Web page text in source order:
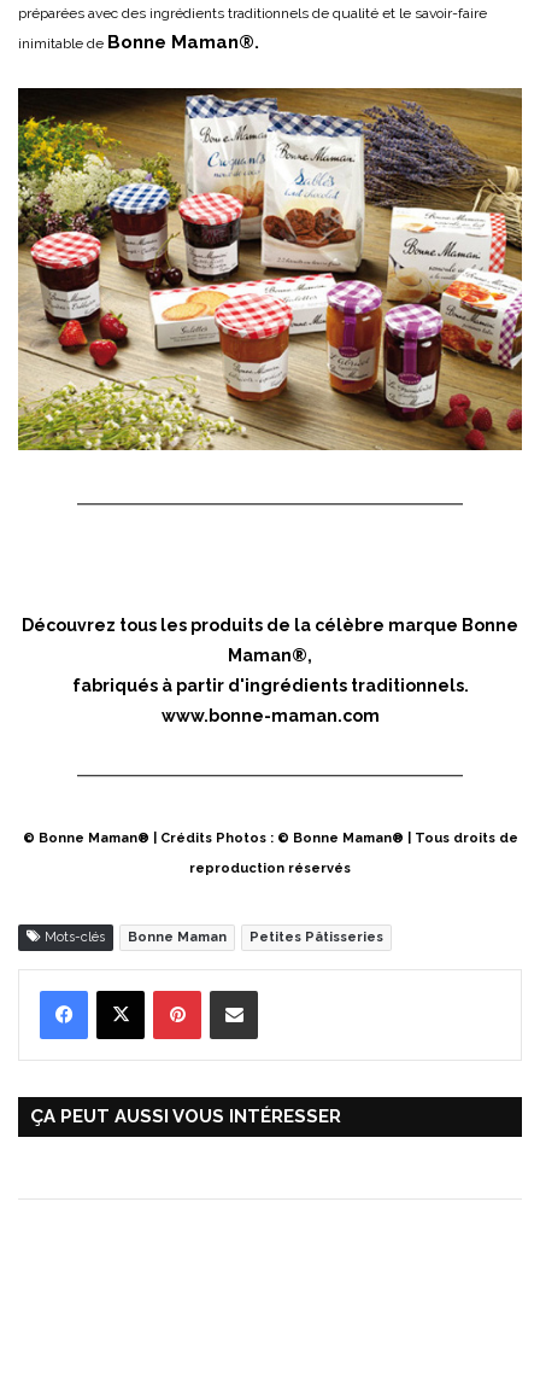
préparées avec des ingrédients traditionnels de qualité et le savoir-faire
inimitable de Bonne Maman®.
Découvrez tous les produits de la célèbre marque Bonne
Maman®,
fabriqués à partir d'ingrédients traditionnels.
www.bonne-maman.com
© Bonne Maman® | Crédits Photos : © Bonne Maman® | Tous droits de
reproduction réservés
Mots-clés Bonne Maman Petites Pâtisseries
ÇA PEUT AUSSI VOUS INTÉRESSER